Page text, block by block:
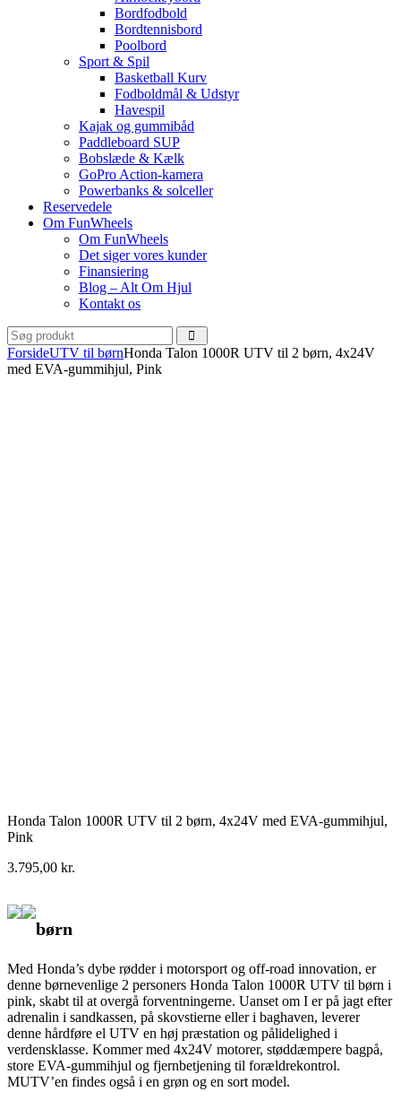
Bordfodbold
Bordtennisbord
Poolbord
Sport & Spil
Basketball Kurv
Fodboldmål & Udstyr
Havespil
Kajak og gummibåd
Paddleboard SUP
Bobslæde & Kælk
GoPro Action-kamera
Powerbanks & solceller
Reservedele
Om FunWheels
Om FunWheels
Det siger vores kunder
Finansiering
Blog – Alt Om Hjul
Kontakt os
ForsideUTV til børnHonda Talon 1000R UTV til 2 børn, 4x24V
med EVA-gummihjul, Pink
Honda Talon 1000R UTV til 2 børn, 4x24V med EVA-gummihjul,
Pink
3.795,00 kr.
børn
Med Honda’s dybe rødder i motorsport og off-road innovation, er
denne børnevenlige 2 personers Honda Talon 1000R UTV til børn i
pink, skabt til at overgå forventningerne. Uanset om I er på jagt efter
adrenalin i sandkassen, på skovstierne eller i baghaven, leverer
denne hårdføre el UTV en høj præstation og pålidelighed i
verdensklasse. Kommer med 4x24V motorer, støddæmpere bagpå,
store EVA-gummihjul og fjernbetjening til forældrekontrol.
MUTV’en findes også i en grøn og en sort model.